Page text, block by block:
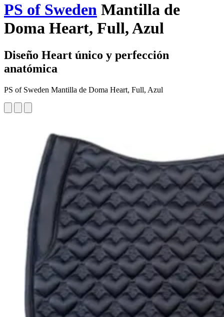
PS of Sweden Mantilla de
Doma Heart, Full, Azul
Diseño Heart único y perfección
anatómica
PS of Sweden Mantilla de Doma Heart, Full, Azul